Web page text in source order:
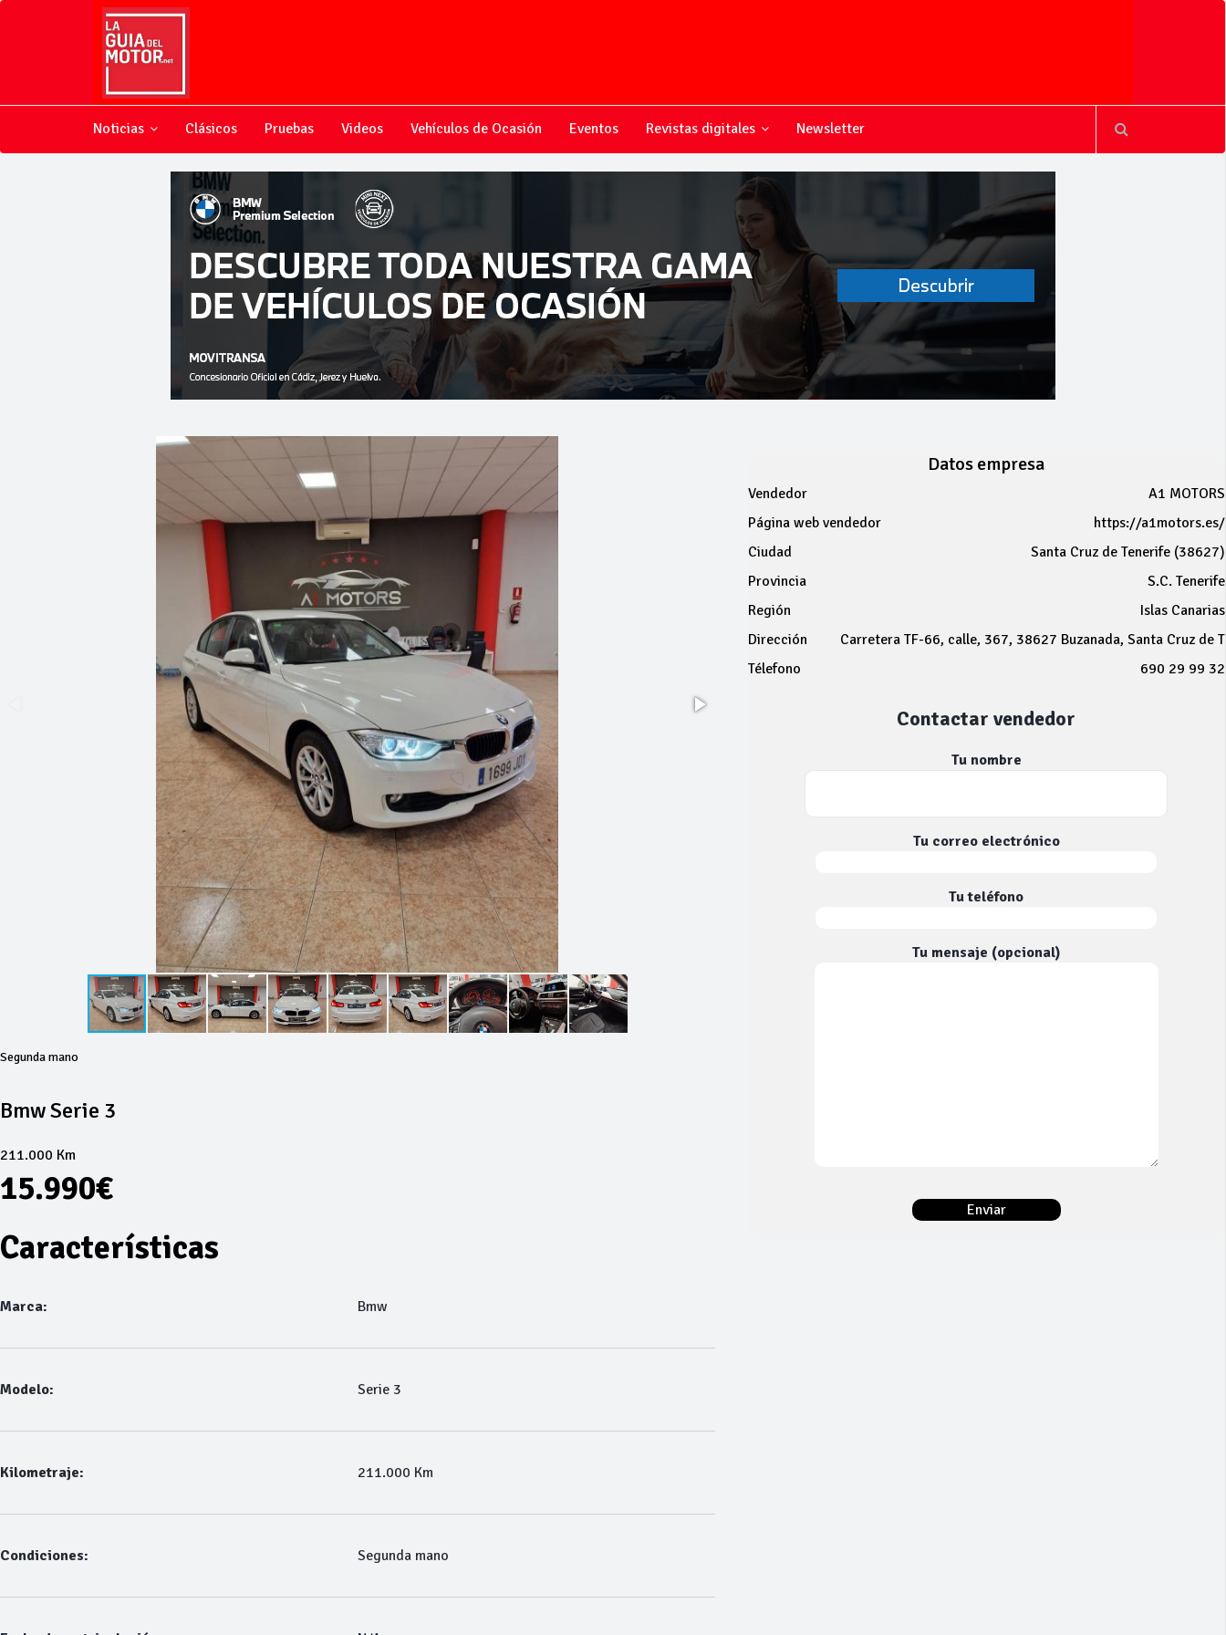
Noticias Clásicos Pruebas Videos Vehículos de Ocasión Eventos Revistas digitales Newsletter
Segunda mano
Bmw Serie 3
211.000 Km
15.990€
Características
Marca: Bmw
Modelo: Serie 3
Kilometraje: 211.000 Km
Condiciones: Segunda mano
Datos empresa
Vendedor
A1 MOTORS
Página web vendedor
https://a1motors.es/
Ciudad
Santa Cruz de Tenerife (38627)
Provincia
S.C. Tenerife
Región
Islas Canarias
Dirección
Carretera TF-66, calle, 367, 38627 Buzanada, Santa Cruz de T
Télefono
690 29 99 32
Contactar vendedor
Tu nombre
Tu correo electrónico
Tu teléfono
Tu mensaje (opcional)